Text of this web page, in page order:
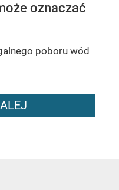
oznaczać
poboru wód